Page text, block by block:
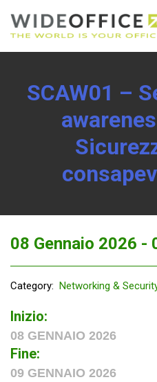
SCAW01 –
08 Gennaio 2026 -
Category: Networking &
Inizio:
08 GENNAIO 2026
Fine:
09 GENNAIO 2026